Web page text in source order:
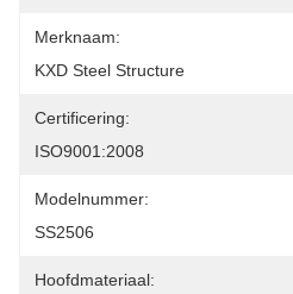
Merknaam:
KXD Steel Structure
Certificering:
ISO9001:2008
Modelnummer:
SS2506
Hoofdmateriaal: